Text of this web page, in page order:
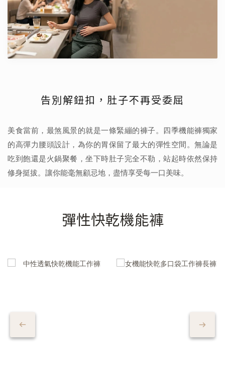
告別解鈕扣，肚子不再受委屈
美食當前，最煞風景的就是一條緊繃的褲子。四季機能褲獨家
的高彈力腰頭設計，為你的胃保留了最大的彈性空間。無論是
吃到飽還是火鍋聚餐，坐下時肚子完全不勒，站起時依然保持
修身挺拔。讓你能毫無顧忌地，盡情享受每一口美味。
彈性快乾機能褲